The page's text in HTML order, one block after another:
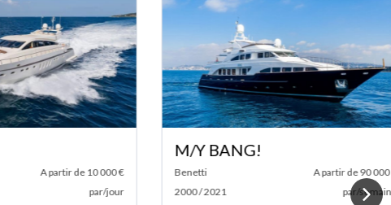
A partir de 10 000 €
par/jour
M/Y BANG!
Benetti
2000 / 2021
A partir de 90 000 €
par/semaine